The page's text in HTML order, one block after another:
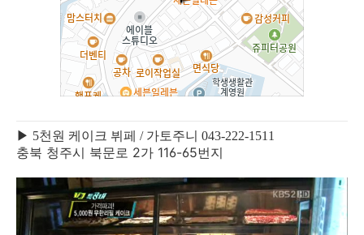
▶ 5천원 케이크 뷔페 / 가토주니 043-222-1511
충북 청주시 북문로 2가 116-65번지